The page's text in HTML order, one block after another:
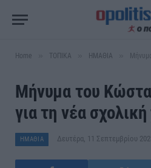
Home ΤΟΠΙΚΑ ΗΜΑΘΙΑ Μήνυμα
Μήνυμα του Κώστα
για τη νέα σχολική
ΗΜΑΘΙΑ Δευτέρα, 11 Σεπτεμβρίου